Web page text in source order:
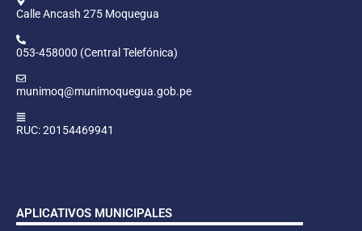
Calle Ancash 275 Moquegua
053-458000 (Central Telefónica)
munimoq@munimoquegua.gob.pe
RUC: 20154469941
APLICATIVOS MUNICIPALES